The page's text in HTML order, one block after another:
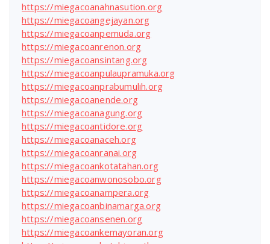
https://miegacoanahnasution.org
https://miegacoangejayan.org
https://miegacoanpemuda.org
https://miegacoanrenon.org
https://miegacoansintang.org
https://miegacoanpulaupramuka.org
https://miegacoanprabumulih.org
https://miegacoanende.org
https://miegacoanagung.org
https://miegacoantidore.org
https://miegacoanaceh.org
https://miegacoanranai.org
https://miegacoankotatahan.org
https://miegacoanwonosobo.org
https://miegacoanampera.org
https://miegacoanbinamarga.org
https://miegacoansenen.org
https://miegacoankemayoran.org